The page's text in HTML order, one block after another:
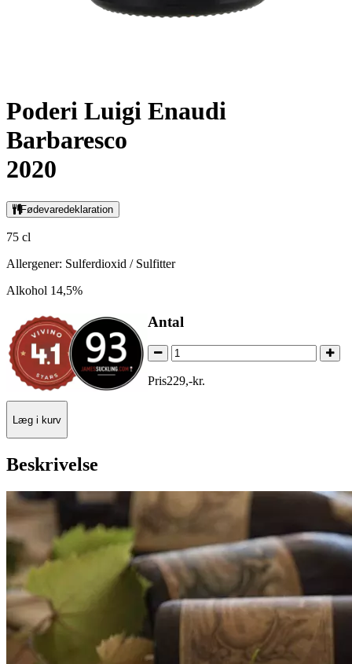
Poderi Luigi Enaudi
Barbaresco
2020
Fødevaredeklaration
75 cl
Allergener: Sulferdioxid / Sulfitter
Alkohol 14,5%
Antal
Pris229,-kr.
Læg i kurv
Beskrivelse